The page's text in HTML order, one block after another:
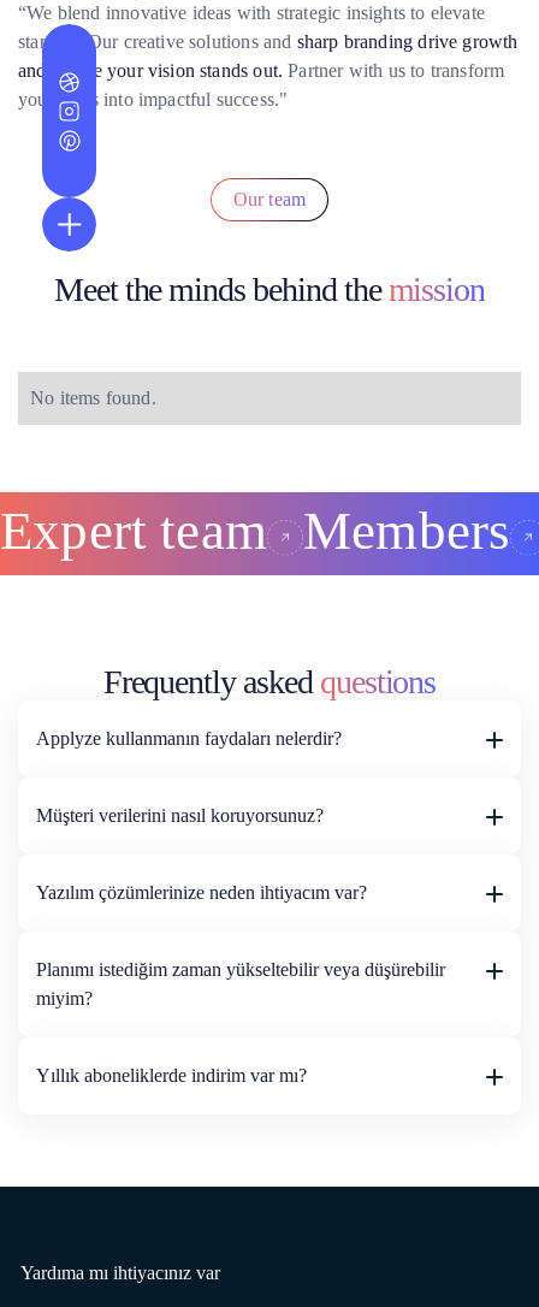
“We blend innovative ideas with strategic insights to elevate
startups. Our creative solutions and sharp branding drive growth
and ensure your vision stands out.Partner with us to transform
your ideas into impactful success."
Our team
Meet the minds behind themission
No items found.
Expert team Members
Frequently asked questions
Applyze kullanmanın faydaları nelerdir?
Müşteri verilerini nasıl koruyorsunuz?
Yazılım çözümlerinize neden ihtiyacım var?
Planımı istediğim zaman yükseltebilir veya düşürebilir
miyim?
Yıllık aboneliklerde indirim var mı?
Yardıma mı ihtiyacınız var